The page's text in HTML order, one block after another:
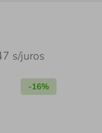
s/juros
-16%